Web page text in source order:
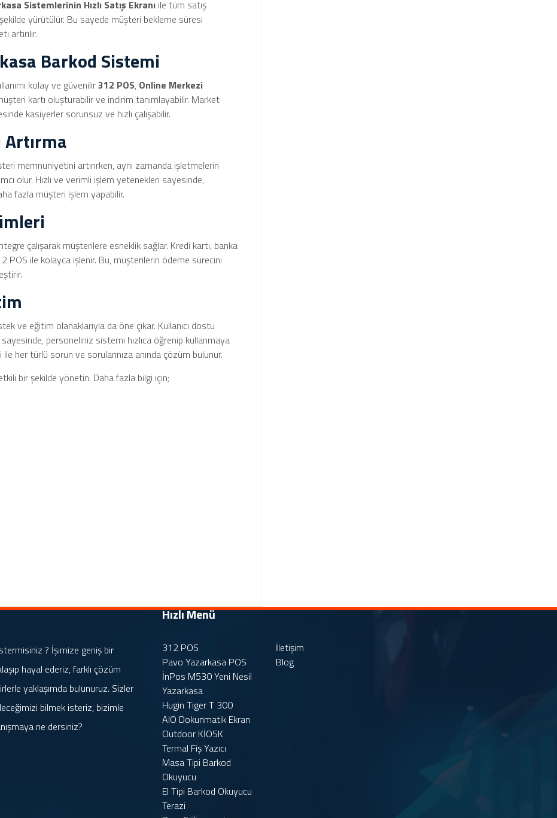
Sistemlerinin Hızlı Satış Ekranı ile tüm satış
yürütülür. Bu sayede müşteri bekleme süresi
Barkod Sistemi
kolay ve güvenilir312 POS, Online Merkezi
kartı oluşturabilir ve indirim tanımlayabilir. Market
kasiyerler sorunsuz ve hızlı çalışabilir.
Artırma
memnuniyetini artırırken, aynı zamanda işletmelerin
olur. Hızlı ve verimli işlem yetenekleri sayesinde,
fazla müşteri işlem yapabilir.
çalışarak müşterilere esneklik sağlar. Kredi kartı, banka
POS ile kolayca işlenir. Bu, müşterilerin ödeme sürecini
ve eğitim olanaklarıyla da öne çıkar. Kullanıcı dostu
personeliniz sistemi hızlıca öğrenip kullanmaya
her türlü sorun ve sorularınıza anında çözüm bulunur.
bir şekilde yönetin. Daha fazla bilgi için;
? İşimize geniş bir
hayal ederiz, farklı çözüm
yaklaşımda bulunuruz. Sizler
bilmek isteriz, bizimle
ne dersiniz?
Hızlı Menü
312 POS
Pavo Yazarkasa POS
İnPos M530 Yeni Nesil
Yazarkasa
Hugin Tiger T 300
AIO Dokunmatik Ekran
Outdoor KİOSK
Termal Fiş Yazıcı
Masa Tipi Barkod
Okuyucu
El Tipi Barkod Okuyucu
Terazi
İletişim
Blog